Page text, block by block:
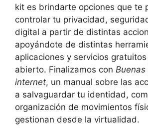
kit es brindarte opciones que te
controlar tu privacidad,
digital a partir de distintas
apoyándote de distintas
aplicaciones y servicios
abierto. Finalizamos con
internet, un manual sobre las
a salvaguardar tu identidad,
organización de movimientos
gestionan desde la virtualidad.